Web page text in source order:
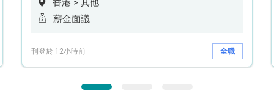
香港 > 其他
薪金面議
刊登於 12小時前 全職